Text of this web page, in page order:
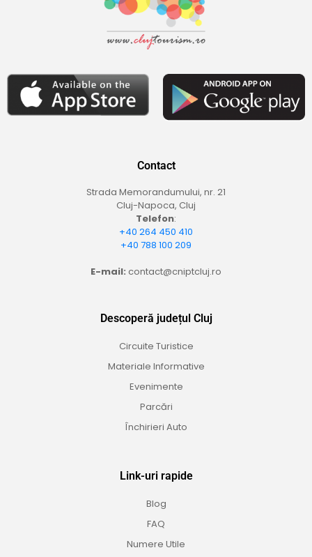
Contact
Strada Memorandumului, nr. 21
Cluj-Napoca, Cluj
Telefon:
+40 264 450 410
+40 788 100 209
E-mail: contact@cniptcluj.ro
Descoperă județul Cluj
Circuite Turistice
Materiale Informative
Evenimente
Parcări
Închirieri Auto
Link-uri rapide
Blog
FAQ
Numere Utile